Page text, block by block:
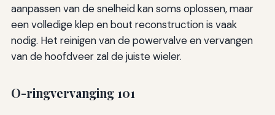
aanpassen van de snelheid kan soms oplossen, maar
een volledige klep en bout reconstruction is vaak
nodig. Het reinigen van de powervalve en vervangen
van de hoofdveer zal de juiste wieler.
O-ringvervanging 101